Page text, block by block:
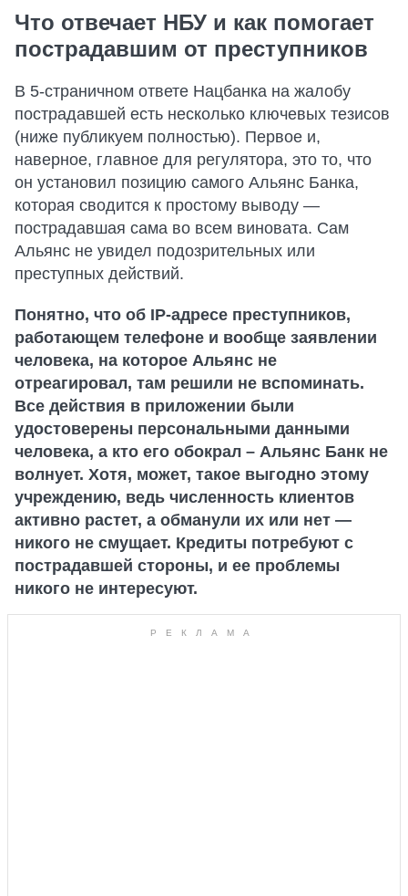
Что отвечает НБУ и как помогает
пострадавшим от преступников
В 5-страничном ответе Нацбанка на жалобу
пострадавшей есть несколько ключевых тезисов
(ниже публикуем полностью). Первое и,
наверное, главное для регулятора, это то, что
он установил позицию самого Альянс Банка,
которая сводится к простому выводу —
пострадавшая сама во всем виновата. Сам
Альянс не увидел подозрительных или
преступных действий.
Понятно, что об IP-адресе преступников,
работающем телефоне и вообще заявлении
человека, на которое Альянс не
отреагировал, там решили не вспоминать.
Все действия в приложении были
удостоверены персональными данными
человека, а кто его обокрал – Альянс Банк не
волнует. Хотя, может, такое выгодно этому
учреждению, ведь численность клиентов
активно растет, а обманули их или нет —
никого не смущает. Кредиты потребуют с
пострадавшей стороны, и ее проблемы
никого не интересуют.